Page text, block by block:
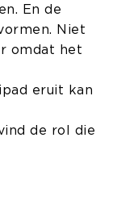
En de
Niet
omdat het
eruit kan
de rol die